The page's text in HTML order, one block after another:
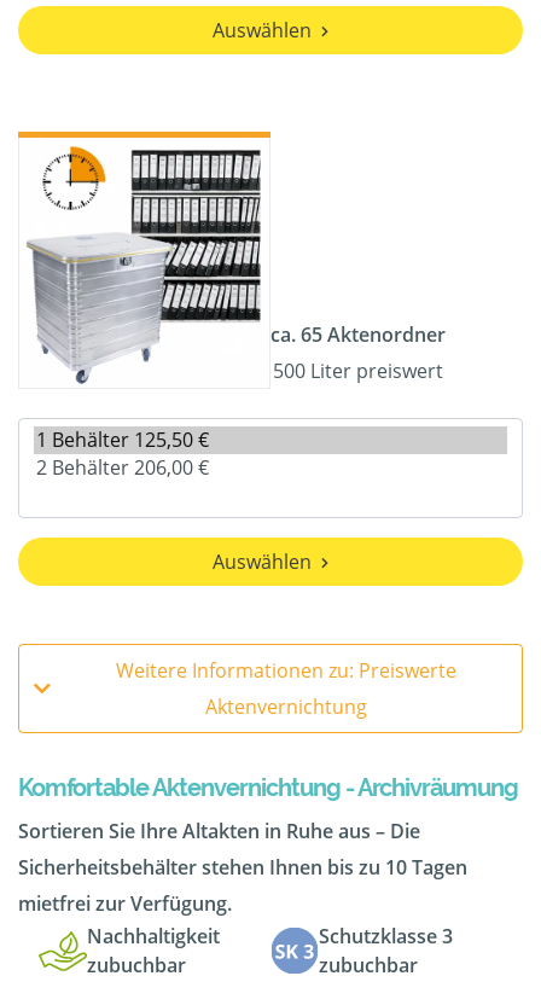
Auswählen
ca. 65 Aktenordner
500 Liter preiswert
Auswählen
Weitere Informationen zu: Preiswerte
Aktenvernichtung
Komfortable Aktenvernichtung - Archivräumung
Sortieren Sie Ihre Altakten in Ruhe aus – Die
Sicherheitsbehälter stehen Ihnen bis zu 10 Tagen
mietfrei zur Verfügung.
Nachhaltigkeit
zubuchbar
Schutzklasse 3
zubuchbar